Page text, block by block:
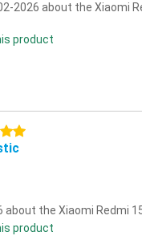
2026 about the Xiaomi
product
about the Xiaomi Redmi
product